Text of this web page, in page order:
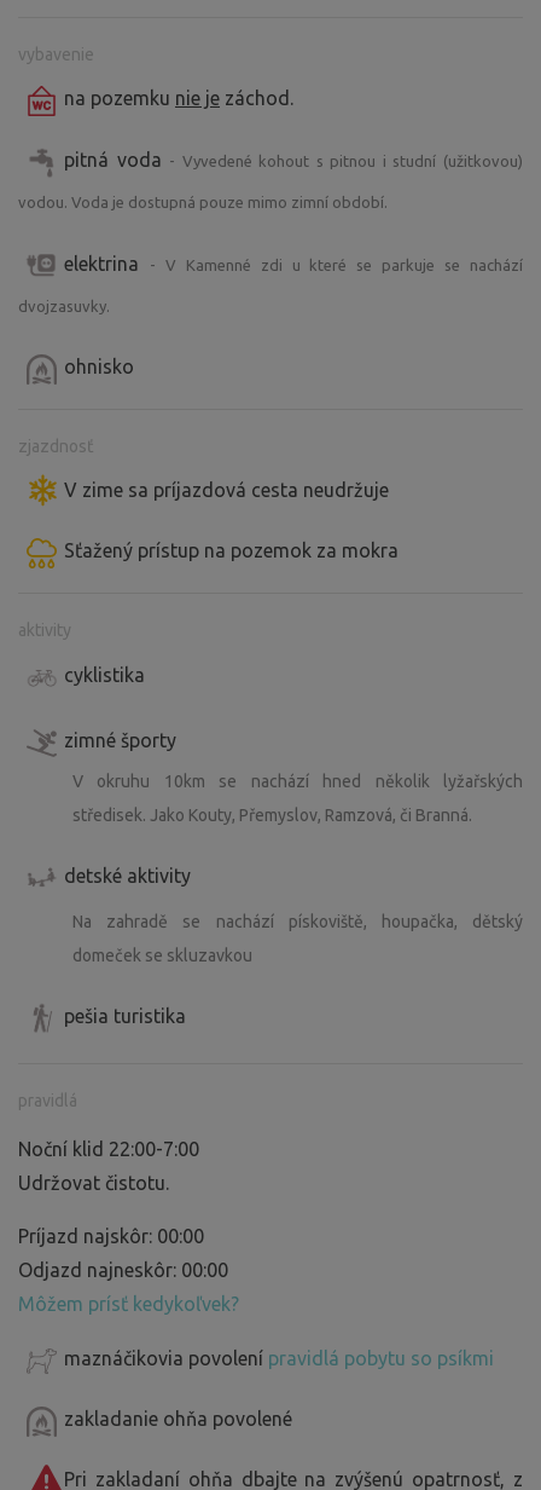
vybavenie
na pozemku nie je záchod.
pitná voda - Vyvedené kohout s pitnou i studní (užitkovou)
vodou. Voda je dostupná pouze mimo zimní období.
elektrina - V Kamenné zdi u které se parkuje se nachází
dvojzasuvky.
ohnisko
zjazdnosť
V zime sa príjazdová cesta neudržuje
Sťažený prístup na pozemok za mokra
aktivity
cyklistika
zimné športy
V okruhu 10km se nachází hned několik lyžařských
středisek. Jako Kouty, Přemyslov, Ramzová, či Branná.
detské aktivity
Na zahradě se nachází pískoviště, houpačka, dětský
domeček se skluzavkou
pešia turistika
pravidlá
Noční klid 22:00-7:00
Udržovat čistotu.
Príjazd najskôr: 00:00
Odjazd najneskôr: 00:00
Môžem prísť kedykoľvek?
maznáčikovia povolení pravidlá pobytu so psíkmi
zakladanie ohňa povolené
Pri zakladaní ohňa dbajte na zvýšenú opatrnosť, z